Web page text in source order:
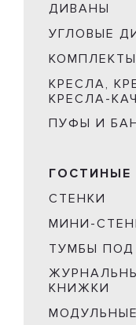
ДИВАНЫ
УГЛОВЫЕ
КРЕСЛА,
КРЕСЛА-
ПУФЫ И
ГОСТИНЫЕ
СТЕНКИ
МИНИ-
ТУМБЫ ПОД
КНИЖКИ